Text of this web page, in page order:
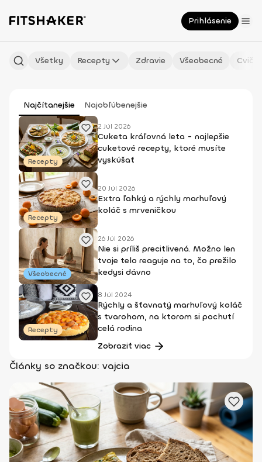
Prihlásenie
Všetky Recepty Zdravie Všeobecné
Najčítanejšie Najobľúbenejšie
Recepty
2 Júl 2026
Cuketa kráľovná leta - najlepšie
cuketové recepty, ktoré musíte
vyskúšať
Recepty
20 Júl 2026
Extra ľahký a rýchly marhuľový
koláč s mrveničkou
Všeobecné
26 Júl 2026
Nie si príliš precitlivená. Možno len
tvoje telo reaguje na to, čo prežilo
kedysi dávno
Recepty
8 Júl 2024
Rýchly a šťavnatý marhuľový koláč
s tvarohom, na ktorom si pochutí
celá rodina
Zobraziť viac
Články so značkou: vajcia